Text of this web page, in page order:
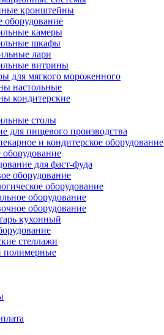
кронштейны
оборудование
камеры
шкафы
лари
витрины
для мягкого мороженного
настольные
кондитерские
столы
для пищевого производства
и кондитерское оборудование
оборудование
для фаст-фуда
оборудование
оборудование
оборудование
оборудование
кухонный
стеллажи